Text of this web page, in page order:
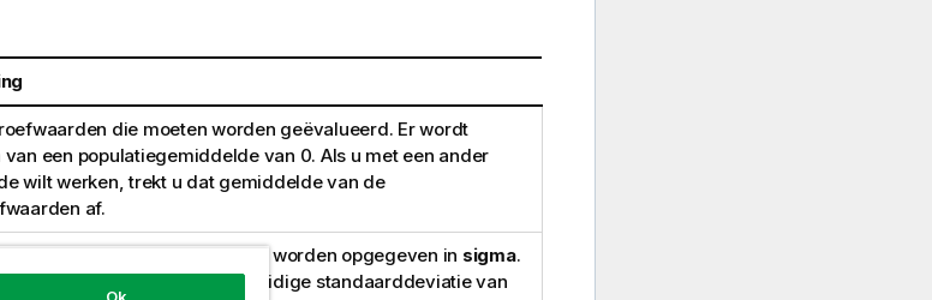
die moeten worden geëvalueerd. Er wordt
een populatiegemiddelde van 0. Als u met een ander
wilt werken, trekt u dat gemiddelde van de
af.
kan, indien bekend, worden opgegeven in sigma.
weggelaten, wordt de huidige standaarddeviatie van